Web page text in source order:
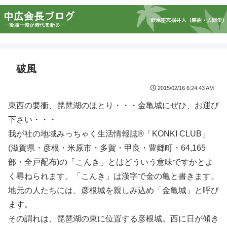
破風
2015/02/16 6:24:43 AM
東西の要衝、琵琶湖のほとり・・・金亀城にぜひ、お運び
下さい・・・
我が社の地域みっちゃく生活情報誌®「KONKI CLUB」
(滋賀県・彦根・米原市・多賀・甲良・豊郷町・64,165
部・全戸配布)の「こんき」とはどういう意味ですかとよ
く尋ねられます。「こんき」は漢字で金の亀と書きます。
地元の人たちには、彦根城を親しみ込め「金亀城」と呼び
ます。
その謂れは、琵琶湖の東に位置する彦根城。西に日が傾き